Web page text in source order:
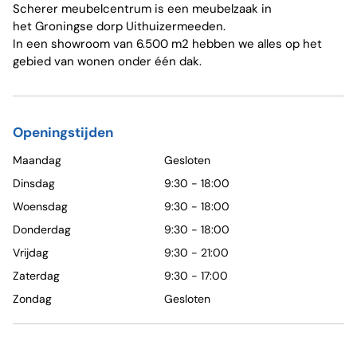
Scherer meubelcentrum is een meubelzaak in
het Groningse dorp Uithuizermeeden.
In een showroom van 6.500 m2 hebben we alles op het
gebied van wonen onder één dak.
Openingstijden
Maandag
Gesloten
Dinsdag
9:30 - 18:00
Woensdag
9:30 - 18:00
Donderdag
9:30 - 18:00
Vrijdag
9:30 - 21:00
Zaterdag
9:30 - 17:00
Zondag
Gesloten